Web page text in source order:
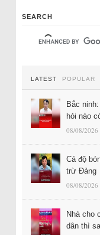
SEARCH
LATEST POPULAR
Bắc
hỏi nào
08/08/2026
Cá độ
trừ Đảng
08/08/2026
Nhà cho
dân thì